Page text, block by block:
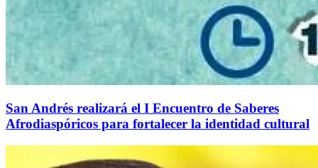
San Andrés realizará el I Encuentro de Saberes
Afrodiaspóricos para fortalecer la identidad cultural